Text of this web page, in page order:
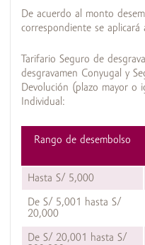
De acuerdo al monto
correspondiente se
Tarifario Seguro de
desgravamen Conyugal y
Devolución (plazo mayor o
Individual:
Rango de desembolso
Hasta S/ 5,000
De S/ 5,001 hasta S/
20,000
De S/ 20,001 hasta S/